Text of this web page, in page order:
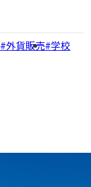
外貨販売 学校